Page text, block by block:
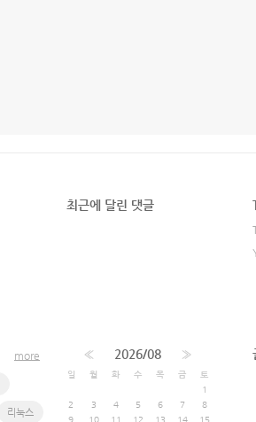
최근에 달린 댓글
리눅스
more « 2026/08 »
일 월 화 수 목 금
토
1
2
3 4 5 6 7
8
9
10 11 12 13 14 15